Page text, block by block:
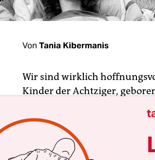
Von Tania Kibermanis
Wir sind wirklich
Kinder der Achtziger,
ein hypothetisches,
und einem naturgemäß